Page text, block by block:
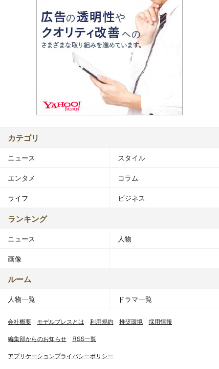
カテゴリ
ニュース スタイル
エンタメ コラム
ライフ ビジネス
ランキング
ニュース 人物
画像
ルーム
人物一覧 ドラマ一覧
会社概要 モデルプレスとは 利用規約 推奨環境 採用情報
編集部からのお知らせ RSS一覧
アプリケーションプライバシーポリシー